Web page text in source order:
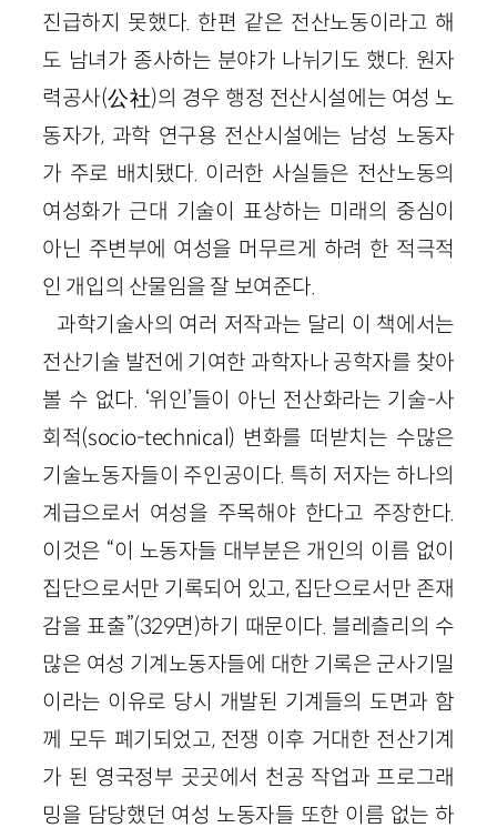
진급하지 못했다. 한편 같은 전산노동이라고 해
도 남녀가 종사하는 분야가 나뉘기도 했다. 원자
력공사(公社)의 경우 행정 전산시설에는 여성 노
동자가, 과학 연구용 전산시설에는 남성 노동자
가 주로 배치됐다. 이러한 사실들은 전산노동의
여성화가 근대 기술이 표상하는 미래의 중심이
아닌 주변부에 여성을 머무르게 하려 한 적극적
인 개입의 산물임을 잘 보여준다.
과학기술사의 여러 저작과는 달리 이 책에서는
전산기술 발전에 기여한 과학자나 공학자를 찾아
볼 수 없다. ‘위인’들이 아닌 전산화라는 기술-사
회적(socio-technical) 변화를 떠받치는 수많은
기술노동자들이 주인공이다. 특히 저자는 하나의
계급으로서 여성을 주목해야 한다고 주장한다.
이것은 “이 노동자들 대부분은 개인의 이름 없이
집단으로서만 기록되어 있고, 집단으로서만 존재
감을 표출”(329면)하기 때문이다. 블레츨리의 수
많은 여성 기계노동자들에 대한 기록은 군사기밀
이라는 이유로 당시 개발된 기계들의 도면과 함
께 모두 폐기되었고, 전쟁 이후 거대한 전산기계
가 된 영국정부 곳곳에서 천공 작업과 프로그래
밍을 담당했던 여성 노동자들 또한 이름 없는 하